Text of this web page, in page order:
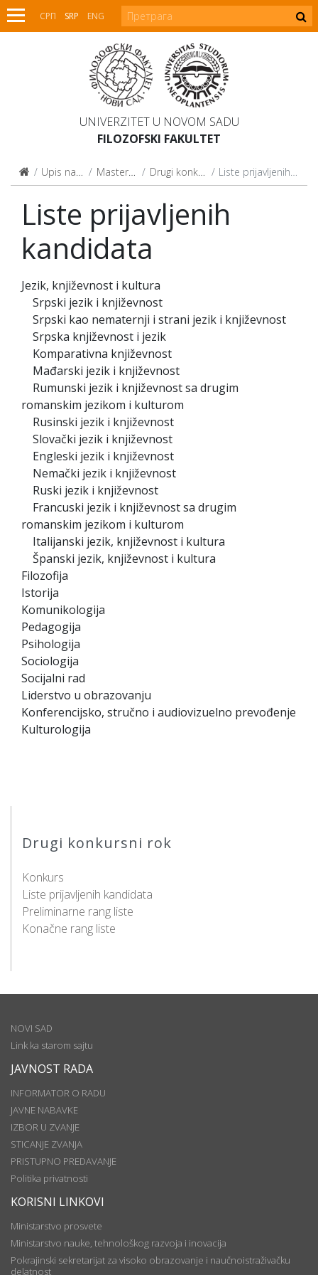
СРП SRP ENG
UNIVERZITET U NOVOM SADU
FILOZOFSKI FAKULTET
Upis na studije Master studije Drugi konkursni rok Liste prijavljenih kandidata
Drugi konkursni rok
Konkurs
Liste prijavljenih kandidata
Preliminarne rang liste
Konačne rang liste
Liste prijavljenih
kandidata
Jezik, književnost i kultura
Srpski jezik i književnost
Srpski kao nematernji i strani jezik i književnost
Srpska književnost i jezik
Komparativna književnost
Mađarski jezik i književnost
Rumunski jezik i književnost sa drugim
romanskim jezikom i kulturom
Rusinski jezik i književnost
Slovački jezik i književnost
Engleski jezik i književnost
Nemački jezik i književnost
Ruski jezik i književnost
Francuski jezik i književnost sa drugim
romanskim jezikom i kulturom
Italijanski jezik, književnost i kultura
Španski jezik, književnost i kultura
Filozofija
Istorija
Komunikologija
Pedagogija
Psihologija
Sociologija
Socijalni rad
Liderstvo u obrazovanju
Konferencijsko, stručno i audiovizuelno prevođenje
Kulturologija
NOVI SAD
Link ka starom sajtu
JAVNOST RADA
INFORMATOR O RADU
JAVNE NABAVKE
IZBOR U ZVANJE
STICANJE ZVANJA
PRISTUPNO PREDAVANJE
Politika privatnosti
KORISNI LINKOVI
Ministarstvo prosvete
Ministarstvo nauke, tehnološkog razvoja i inovacija
Pokrajinski sekretarijat za visoko obrazovanje i naučnoistraživačku
delatnost